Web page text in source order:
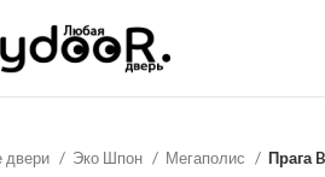
двери Эко Шпон Мегаполис Прага